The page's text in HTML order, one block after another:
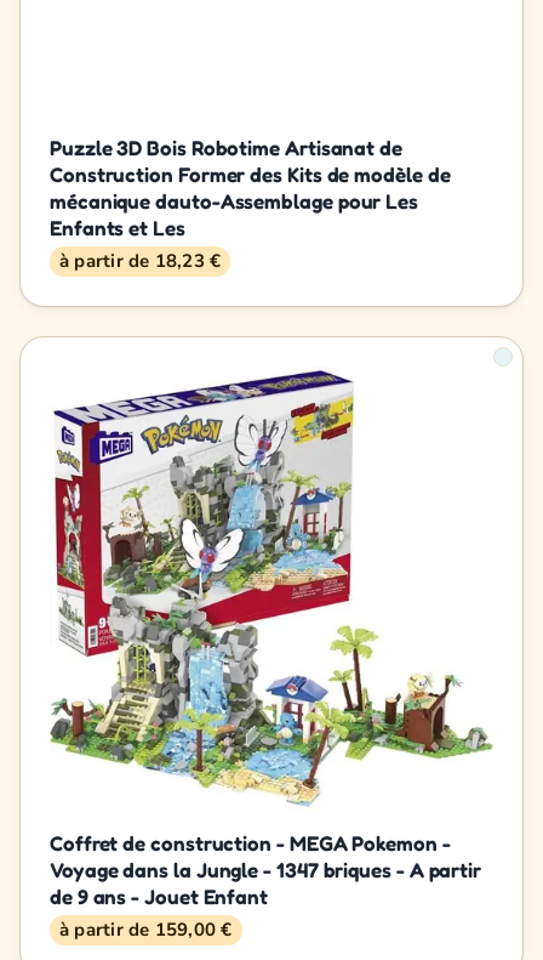
Puzzle 3D Bois Robotime Artisanat de
Construction Former des Kits de modèle de
mécanique dauto-Assemblage pour Les
Enfants et Les
à partir de 18,23 €
Coffret de construction - MEGA Pokemon -
Voyage dans la Jungle - 1347 briques - A partir
de 9 ans - Jouet Enfant
à partir de 159,00 €